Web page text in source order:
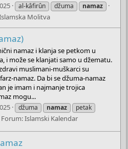
al-kâfirûn džuma namaz
Molitva
namaz i klanja se petkom u
i može se klanjati samo u džematu.
muslimani-muškarci su
namaz. Da bi se džuma-namaz
je imam i najmanje trojica
mogu...
džuma namaz
petak
Forum:Islamski Kalendar